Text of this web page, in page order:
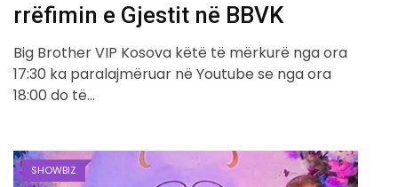
rrëfimin e Gjestit në BBVK
Big Brother VIP Kosova këtë të mërkurë nga ora
17:30 ka paralajmëruar në Youtube se nga ora
18:00 do të…
SHOWBIZ